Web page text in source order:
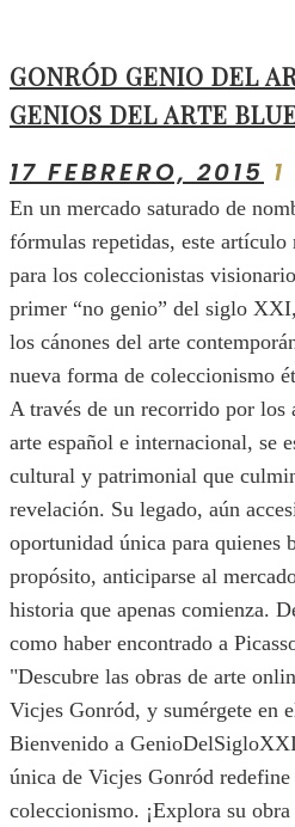
GONRÓD GENIO DEL
GENIOS DEL ARTE
17 FEBRERO, 2015
En un mercado saturado de
fórmulas repetidas, este artículo
para los coleccionistas
primer “no genio” del siglo
los cánones del arte
nueva forma de coleccionismo
A través de un recorrido por los
arte español e internacional, se
cultural y patrimonial que
revelación. Su legado, aún
oportunidad única para quienes
propósito, anticiparse al
historia que apenas comienza.
como haber encontrado a
"Descubre las obras de arte
Vicjes Gonród, y sumérgete en
Bienvenido a
única de Vicjes Gonród
coleccionismo. ¡Explora su